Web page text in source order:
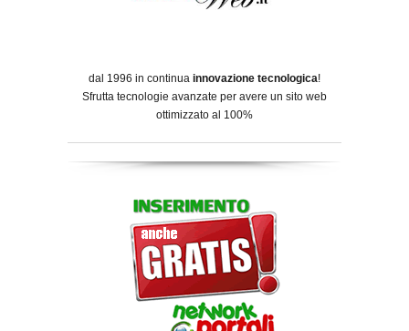
dal 1996 in continua innovazione tecnologica!
Sfrutta tecnologie avanzate per avere un sito web
ottimizzato al 100%